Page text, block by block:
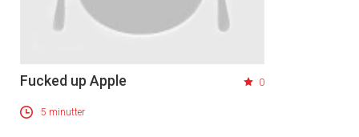
Fucked up Apple 0
5 minutter